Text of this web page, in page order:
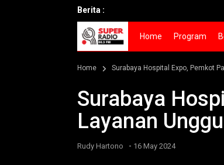
Berita :
Home Program
Home Surabaya Hospital Expo, Pemkot
Surabaya
Layanan
Rudy Hartono - 16 May 2024